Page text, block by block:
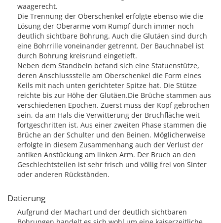
waagerecht.
Die Trennung der Oberschenkel erfolgte ebenso wie die
Lösung der Oberarme vom Rumpf durch immer noch
deutlich sichtbare Bohrung. Auch die Glutäen sind durch
eine Bohrrille voneinander getrennt. Der Bauchnabel ist
durch Bohrung kreisrund eingetieft.
Neben dem Standbein befand sich eine Statuenstütze,
deren Anschlussstelle am Oberschenkel die Form eines
Keils mit nach unten gerichteter Spitze hat. Die Stütze
reichte bis zur Höhe der Glutäen.Die Brüche stammen aus
verschiedenen Epochen. Zuerst muss der Kopf gebrochen
sein, da am Hals die Verwitterung der Bruchfläche weit
fortgeschritten ist. Aus einer zweiten Phase stammen die
Brüche an der Schulter und den Beinen. Möglicherweise
erfolgte in diesem Zusammenhang auch der Verlust der
antiken Anstückung am linken Arm. Der Bruch an den
Geschlechtsteilen ist sehr frisch und völlig frei von Sinter
oder anderen Rückständen.
Datierung
Aufgrund der Machart und der deutlich sichtbaren